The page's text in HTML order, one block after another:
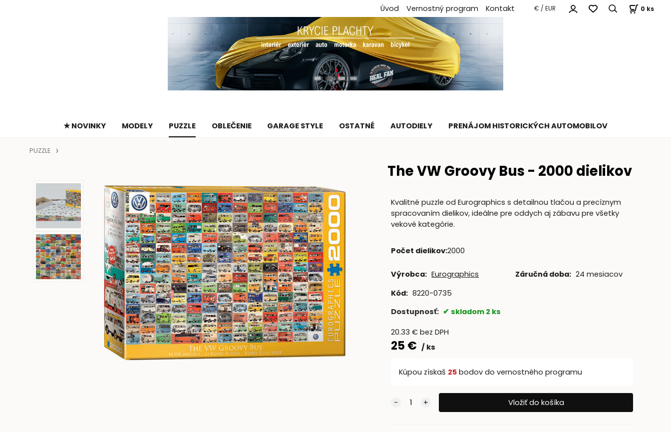
Úvod Vernostný program Kontakt € / EUR 0 ks
★ NOVINKY MODELY PUZZLE OBLEČENIE GARAGE STYLE OSTATNÉ AUTODIELY PRENÁJOM HISTORICKÝCH AUTOMOBILOV
PUZZLE
The VW Groovy Bus - 2000 dielikov
Kvalitné puzzle od Eurographics s detailnou tlačou a precíznym
spracovaním dielikov, ideálne pre oddych aj zábavu pre všetky
vekové kategórie.
Počet dielikov:2000
Výrobca: Eurographics Záručná doba: 24 mesiacov
Kód: 8220-0735
Dostupnosť:
skladom 2 ks
20.33 €bez DPH
25 € ks
Kúpou získaš 25 bodov do vernostného programu